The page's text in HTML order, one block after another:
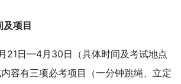
及项目
21日—4月30日（具体时间及考试地点
容有三项必考项目（一分钟跳绳、立定